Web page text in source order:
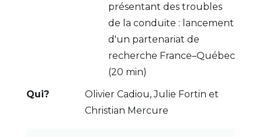
présentant des troubles
de la conduite : lancement
d'un partenariat de
recherche France–Québec
(20 min)
Olivier Cadiou, Julie Fortin et
Christian Mercure